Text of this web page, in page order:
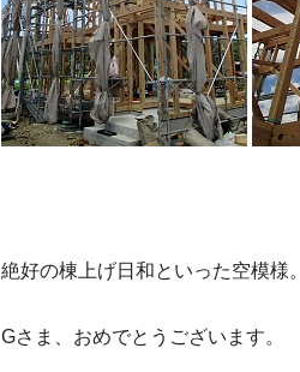
絶好の棟上げ日和といった空模様。
Gさま、おめでとうございます。